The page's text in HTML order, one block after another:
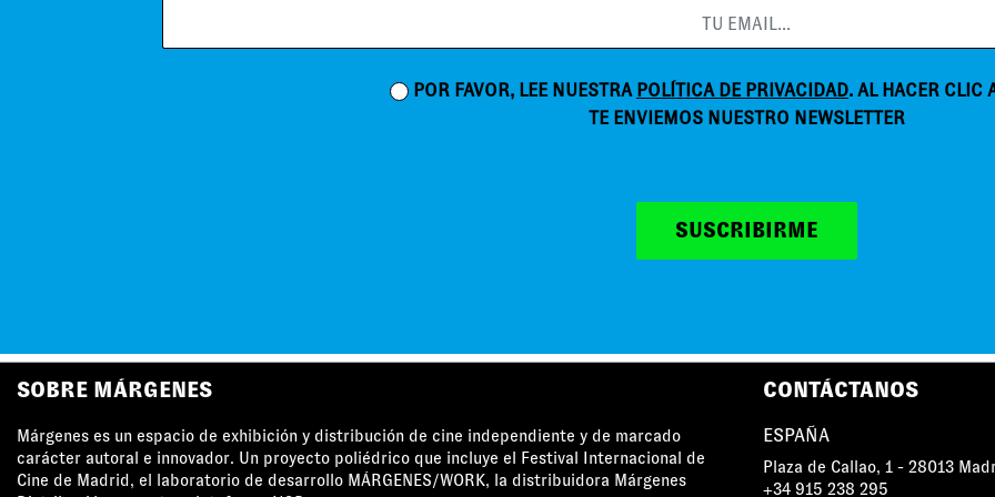
POR FAVOR, LEE NUESTRA POLÍTICA DE PRIVACIDAD. AL HACER CLIC
TE ENVIEMOS NUESTRO NEWSLETTER
SUSCRIBIRME
MÁRGENES AGRADECE EL APOYO DE
SOBRE MÁRGENES
Márgenes es un espacio de exhibición y distribución de cine independiente y de marcado
carácter autoral e innovador. Un proyecto poliédrico que incluye el Festival Internacional de
Cine de Madrid, el laboratorio de desarrollo MÁRGENES/WORK, la distribuidora Márgenes
CONTÁCTANOS
ESPAÑA
Plaza de Callao, 1 - 28013
+34 915 238 295